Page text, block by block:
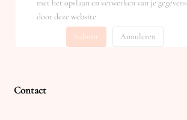
met het opslaan en verwerken van je gegevens
door deze website.
Submit
Annuleren
Contact